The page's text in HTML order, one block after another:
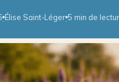
·Élise Saint-Léger·5 min de